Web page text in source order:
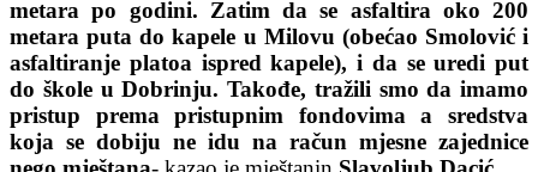
metara po godini. Zatim da se asfaltira oko 200
metara puta do kapele u Milovu (obećao Smolović i
asfaltiranje platoa ispred kapele), i da se uredi put
do škole u Dobrinju. Takođe, tražili smo da imamo
pristup prema pristupnim fondovima a sredstva
koja se dobiju ne idu na račun mjesne zajednice